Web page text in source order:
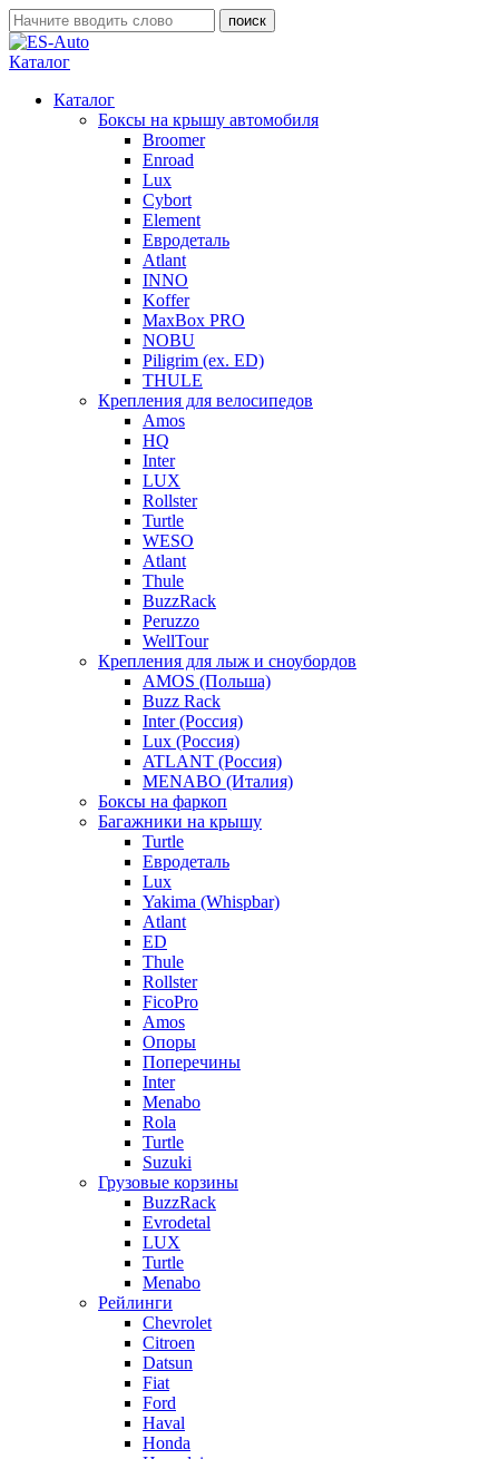
Каталог
Каталог
Боксы на крышу автомобиля
Broomer
Enroad
Lux
Cybort
Element
Евродеталь
Atlant
INNO
Koffer
MaxBox PRO
NOBU
Piligrim (ex. ED)
THULE
Крепления для велосипедов
Amos
HQ
Inter
LUX
Rollster
Turtle
WESO
Atlant
Thule
BuzzRack
Peruzzo
WellTour
Крепления для лыж и сноубордов
AMOS (Польша)
Buzz Rack
Inter (Россия)
Lux (Россия)
ATLANT (Россия)
MENABO (Италия)
Боксы на фаркоп
Багажники на крышу
Turtle
Евродеталь
Lux
Yakima (Whispbar)
Atlant
ED
Thule
Rollster
FicoPro
Amos
Опоры
Поперечины
Inter
Menabo
Rola
Turtle
Suzuki
Грузовые корзины
BuzzRack
Evrodetal
LUX
Turtle
Menabo
Рейлинги
Chevrolet
Citroen
Datsun
Fiat
Ford
Haval
Honda